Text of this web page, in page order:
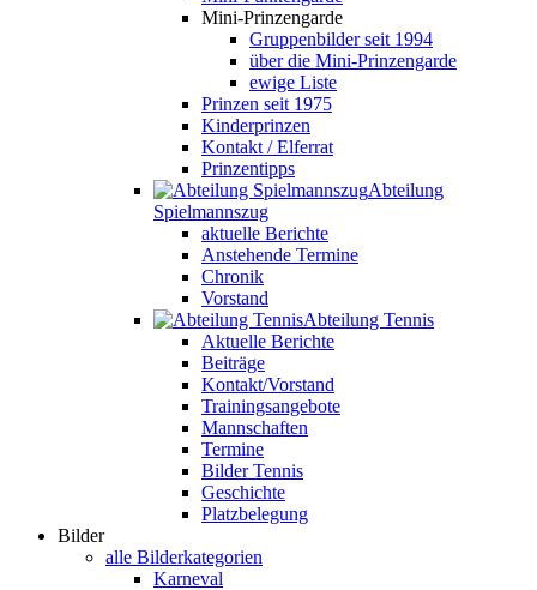
Mini-Prinzengarde
Gruppenbilder seit 1994
über die Mini-Prinzengarde
ewige Liste
Prinzen seit 1975
Kinderprinzen
Kontakt / Elferrat
Prinzentipps
Abteilung
Spielmannszug
aktuelle Berichte
Anstehende Termine
Chronik
Vorstand
Abteilung Tennis
Aktuelle Berichte
Beiträge
Kontakt/Vorstand
Trainingsangebote
Mannschaften
Termine
Bilder Tennis
Geschichte
Platzbelegung
Bilder
alle Bilderkategorien
Karneval